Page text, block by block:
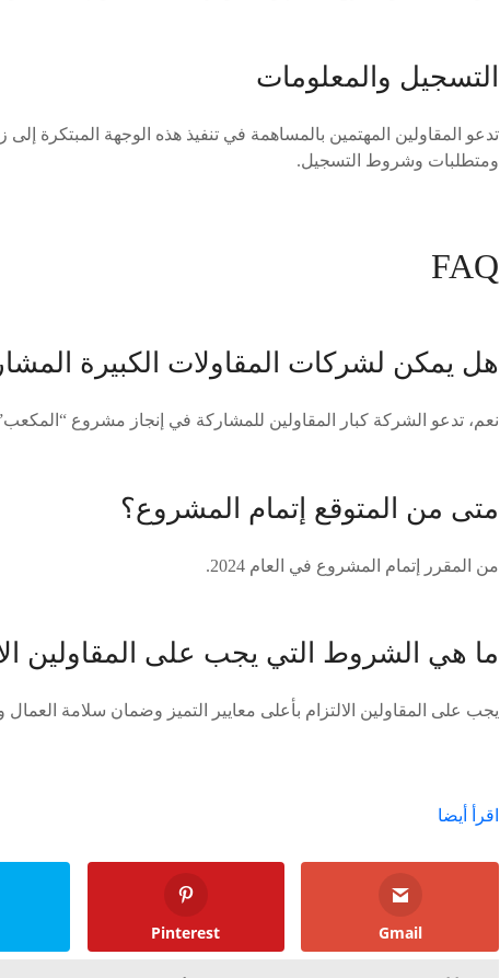
التسجيل والمعلومات
تدعو المقاولين المهتمين بالمساهمة في تنفيذ هذه الوجهة المبتكرة إلى
ومتطلبات وشروط التسجيل.
FAQ
هل يمكن لشركات المقاولات الكبيرة
نعم، تدعو الشركة كبار المقاولين للمشاركة في إنجاز مشروع
متى من المتوقع إتمام المشروع؟
من المقرر إتمام المشروع في العام 2024.
ما هي الشروط التي يجب على المقاولين
يجب على المقاولين الالتزام بأعلى معايير التميز وضمان سلامة العمال
اقرأ أيضا
Pinterest Gmail